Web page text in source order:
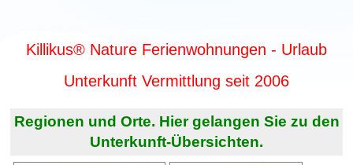
Killikus® Nature Ferienwohnungen - Urlaub
Unterkunft Vermittlung seit 2006
Regionen und Orte. Hier gelangen Sie zu den
Unterkunft-Übersichten.